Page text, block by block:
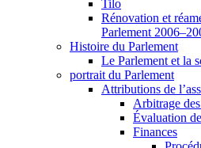
Tilo
Rénovation et
Parlement
Histoire du Parlement
Le Parlement et la
portrait du Parlement
Attributions de
Arbitrage
Évaluation
Finances